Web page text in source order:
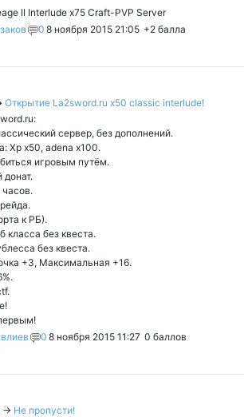
II Interlude x75 Craft-PVP Server
0 8 ноября 2015 21:05 +2 балла
Открытие La2sword.ru x50 classic interlude!
сервер, без дополнений.
Xp x50, adena x100.
игровым путём.
к РБ).
класса без квеста.
без квеста.
+3, Максимальная +16.
0 8 ноября 2015 11:27 0 баллов
→ Не пропусти!